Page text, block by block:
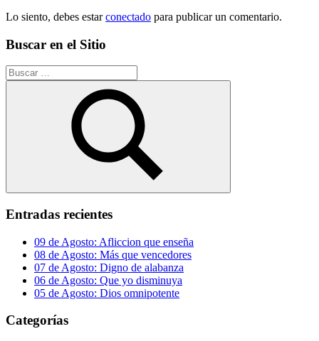
Lo siento, debes estarconectado para publicar un comentario.
Buscar en el Sitio
Buscar:
Buscar
Entradas recientes
09 de Agosto: Afliccion que enseña
08 de Agosto: Más que vencedores
07 de Agosto: Digno de alabanza
06 de Agosto: Que yo disminuya
05 de Agosto: Dios omnipotente
Categorías